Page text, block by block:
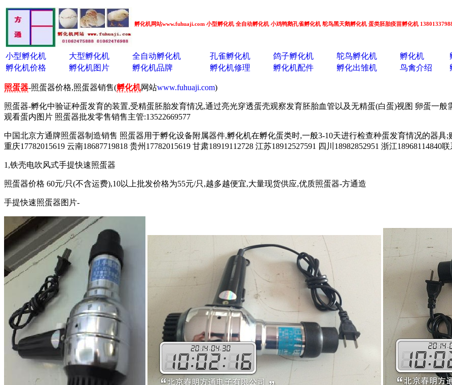
孵化机网站www.fuhuaji.com 小型孵化机 全自动孵化机 小鸡鸭鹅孔雀孵化机 鸵鸟黑天鹅孵化机 蛋类胚胎疫苗孵化机
小型孵化机 大型孵化机 全自动孵化机 孔雀孵化机 鸽子孵化机 鸵鸟孵化机 孵化机
孵化机价格
孵化机图片 孵化机品牌 孵化机修理 孵化机配件 孵化出雏机 鸟禽介绍
照蛋器-照蛋器价格,照蛋器销售(孵化机网站www.fuhuaji.com)
照蛋器-孵化中验证种蛋发育的装置,受精蛋胚胎发育情况,通过亮光穿透蛋壳观察发育胚胎血管以及无精蛋(白蛋)视图 卵蛋一
观看蛋内图片 照蛋器批发零售销售主管:13522669577
中国北京方通牌照蛋器制造销售 照蛋器用于孵化设备附属器件,孵化机在孵化蛋类时,一般3-10天进行检查种蛋发育情况的器具;
重庆17782015619 云南18687719818 贵州17782015619 甘肃18919112728 江苏18912527591 四川18982852951 浙江18968114840联
1,铁壳电吹风式手提快速照蛋器
照蛋器价格 60元/只(不含运费),10以上批发价格为55元/只,越多越便宜,大量现货供应,优质照蛋器-方通造
手提快速照蛋器图片-